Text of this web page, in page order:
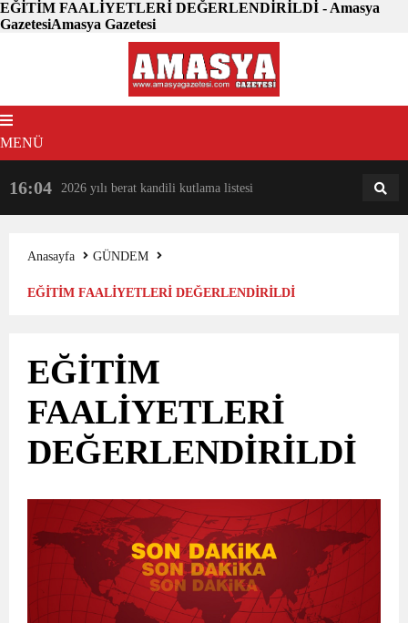
EĞİTİM FAALİYETLERİ DEĞERLENDİRİLDİ - Amasya
GazetesiAmasya Gazetesi
MENÜ
16:04 2026 yılı berat kandili kutlama listesi 18:31
Anasayfa
GÜNDEM
EĞİTİM FAALİYETLERİ DEĞERLENDİRİLDİ
EĞİTİM
FAALİYETLERİ
DEĞERLENDİRİLDİ